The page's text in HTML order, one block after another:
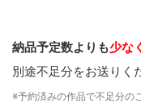
納品予定数よりも少な
別途不足分をお送りく
※予約済みの作品で不足分の